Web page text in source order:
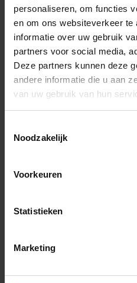
personaliseren, om functies
en om ons websiteverkeer te
informatie over uw gebruik
partners voor social media,
Deze partners kunnen deze
andere informatie die u aan
van uw gebruik van hun
Noodzakelijk
Voorkeuren
Statistieken
Marketing